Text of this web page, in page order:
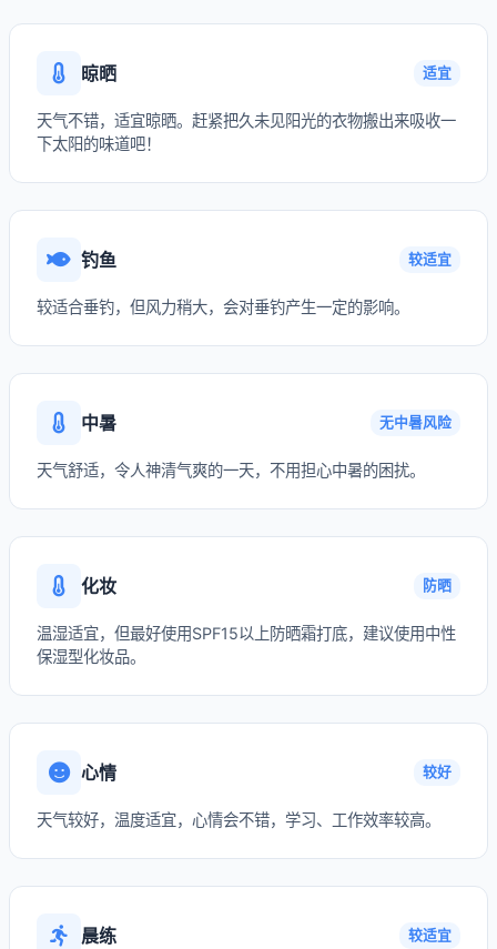
晾晒 适宜
天气不错，适宜晾晒。赶紧把久未见阳光的衣物搬出来吸收一
下太阳的味道吧！
钓鱼 较适宜
较适合垂钓，但风力稍大，会对垂钓产生一定的影响。
中暑 无中暑风险
天气舒适，令人神清气爽的一天，不用担心中暑的困扰。
化妆 防晒
温湿适宜，但最好使用SPF15以上防晒霜打底，建议使用中性
保湿型化妆品。
心情 较好
天气较好，温度适宜，心情会不错，学习、工作效率较高。
晨练 较适宜